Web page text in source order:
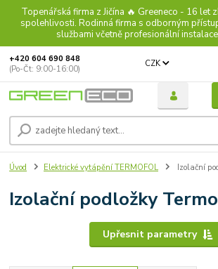
Topenářská firma z Jičína 🔥 Greeneco - 16 let
spolehlivosti. Rodinná firma s odborným
službami včetně profesionální
CZK
+420 604 690 848
(Po-Čt: 9:00-16:00)
Úvod Elektrické vytápění TERMOFOL Izolační
Izolační podložky
Upřesnit parametry